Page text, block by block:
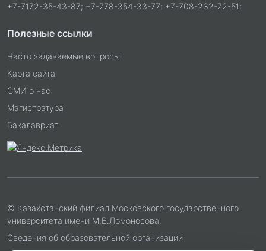
+7-7172-35-43-87; +7-778-354-33-77; +7-708-232-72-51;
Полезные ссылки
Часто задаваемые вопросы
Карта сайта
СМИ о нас
Магистратура
Бакалавриат
© Казахстанский филиал Московского государственного
университета имени М.В.Ломоносова.
Сведения об образовательной организации